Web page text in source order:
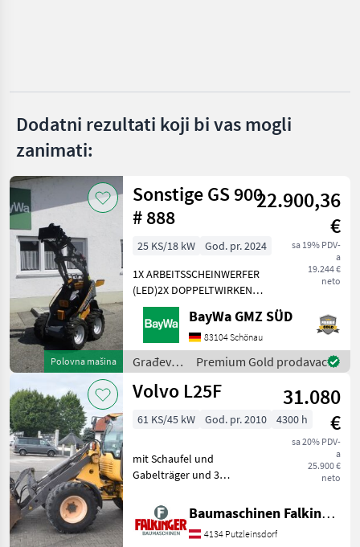
JCB
Prikaži
(28)
MARKETPLACE
Marketplace
Ponude
Oglasi
Dodatni rezultati koji bi vas mogli
zanimati:
Polovna mašina
Sonstige GS 900
# 888
22.900,36
€
sa 19% PDV-
a
19.244 €
neto
25 KS/18 kW
God. pr. 2024
1X ARBEITSSCHEINWERFER
(LED)2X DOPPELTWIRKEND
MECHANISCHGEGENGEWICHT
UNTER DER TRITTGIANT
WERKZEUGAUFNAHMEMotor-
Moderner Kubota
Dreizylinderdieselmotor,
Typ
BayWa GMZ SÜD
83104 Schönau
Građevinski
strojevi /
Sonstige
Premium Gold prodavac
Volvo L25F
31.080
€
sa 20% PDV-
a
25.900 €
neto
61 KS/45 kW God. pr. 2010 4300 h
mit Schaufel und
Gabelträger und 3
Betriebsgewicht: 5200kg
Reifen 70% Der Volvo L25F
ist in einem guten
Baumaschinen Falkinger
4134 Putzleinsdorf